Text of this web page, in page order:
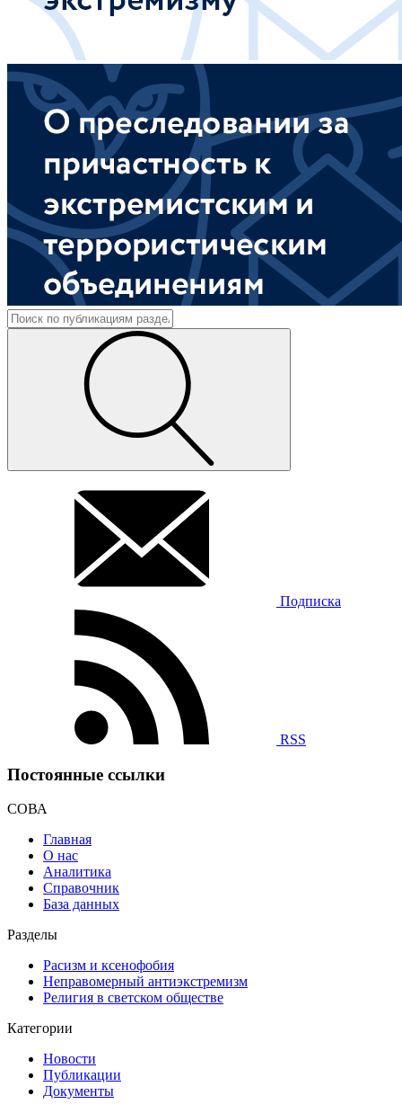
Подписка
RSS
Постоянные ссылки
СОВА
Главная
О нас
Аналитика
Справочник
База данных
Разделы
Расизм и ксенофобия
Неправомерный антиэкстремизм
Религия в светском обществе
Категории
Новости
Публикации
Документы